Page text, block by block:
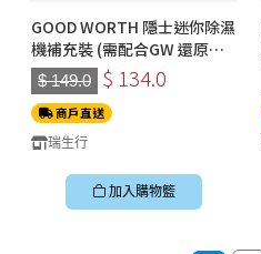
GOOD WORTH 隱士迷你除濕
機補充裝 (需配合GW 還原座
使用)
$ 149.0 $ 134.0
商戶直送
瑞生行
加入購物籃